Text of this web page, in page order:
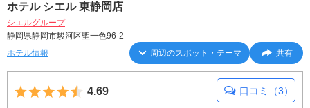
ホテル シエル 東静岡店
シエルグループ
静岡県静岡市駿河区聖一色96-2
ホテル情報
周辺のスポット・テーマ 共有
5つ星のうち4.5
4.69 口コミ（3）